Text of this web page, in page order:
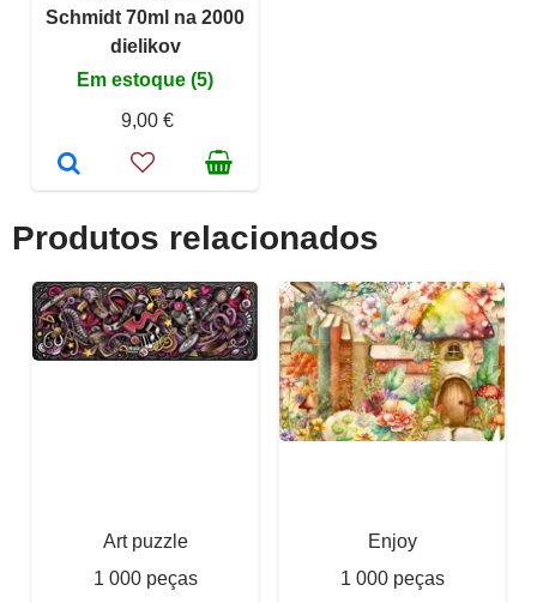
Schmidt 70ml na 2000
dielikov
Em estoque (5)
9,00 €
Produtos relacionados
Art puzzle
1 000 peças
Enjoy
1 000 peças